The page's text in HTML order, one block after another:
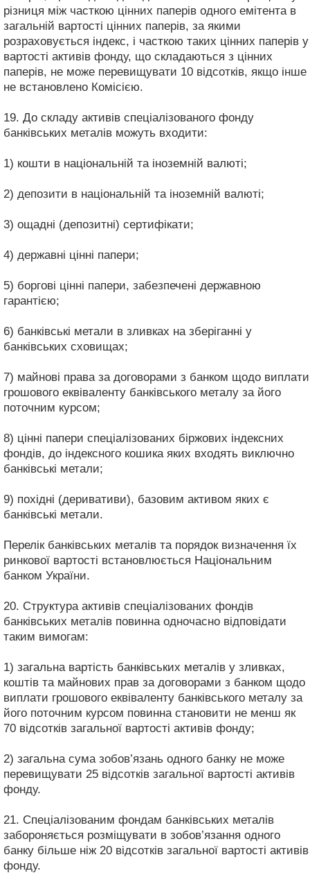
різниця між часткою цінних паперів одного емітента в
загальній вартості цінних паперів, за якими
розраховується індекс, і часткою таких цінних паперів у
вартості активів фонду, що складаються з цінних
паперів, не може перевищувати 10 відсотків, якщо інше
не встановлено Комісією.
19. До складу активів спеціалізованого фонду
банківських металів можуть входити:
1) кошти в національній та іноземній валюті;
2) депозити в національній та іноземній валюті;
3) ощадні (депозитні) сертифікати;
4) державні цінні папери;
5) боргові цінні папери, забезпечені державною
гарантією;
6) банківські метали в зливках на зберіганні у
банківських сховищах;
7) майнові права за договорами з банком щодо виплати
грошового еквіваленту банківського металу за його
поточним курсом;
8) цінні папери спеціалізованих біржових індексних
фондів, до індексного кошика яких входять виключно
банківські метали;
9) похідні (деривативи), базовим активом яких є
банківські метали.
Перелік банківських металів та порядок визначення їх
ринкової вартості встановлюється Національним
банком України.
20. Структура активів спеціалізованих фондів
банківських металів повинна одночасно відповідати
таким вимогам:
1) загальна вартість банківських металів у зливках,
коштів та майнових прав за договорами з банком щодо
виплати грошового еквіваленту банківського металу за
його поточним курсом повинна становити не менш як
70 відсотків загальної вартості активів фонду;
2) загальна сума зобов’язань одного банку не може
перевищувати 25 відсотків загальної вартості активів
фонду.
21. Спеціалізованим фондам банківських металів
забороняється розміщувати в зобов’язання одного
банку більше ніж 20 відсотків загальної вартості активів
фонду.